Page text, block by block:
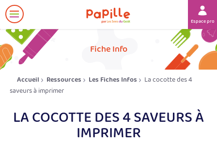
Afficher
le
menu
Espace
Fiche Info
Accueil Ressources Les Fiches Infos
La cocotte des 4
saveurs à imprimer
LA COCOTTE DES 4 SAVEURS À
IMPRIMER